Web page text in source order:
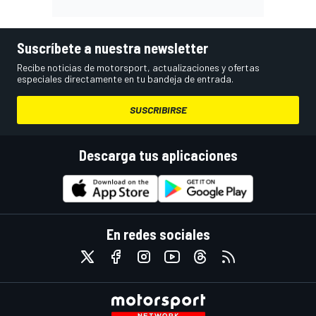
Suscríbete a nuestra newsletter
Recibe noticias de motorsport, actualizaciones y ofertas
especiales directamente en tu bandeja de entrada.
SUSCRIBIRSE
Descarga tus aplicaciones
En redes sociales